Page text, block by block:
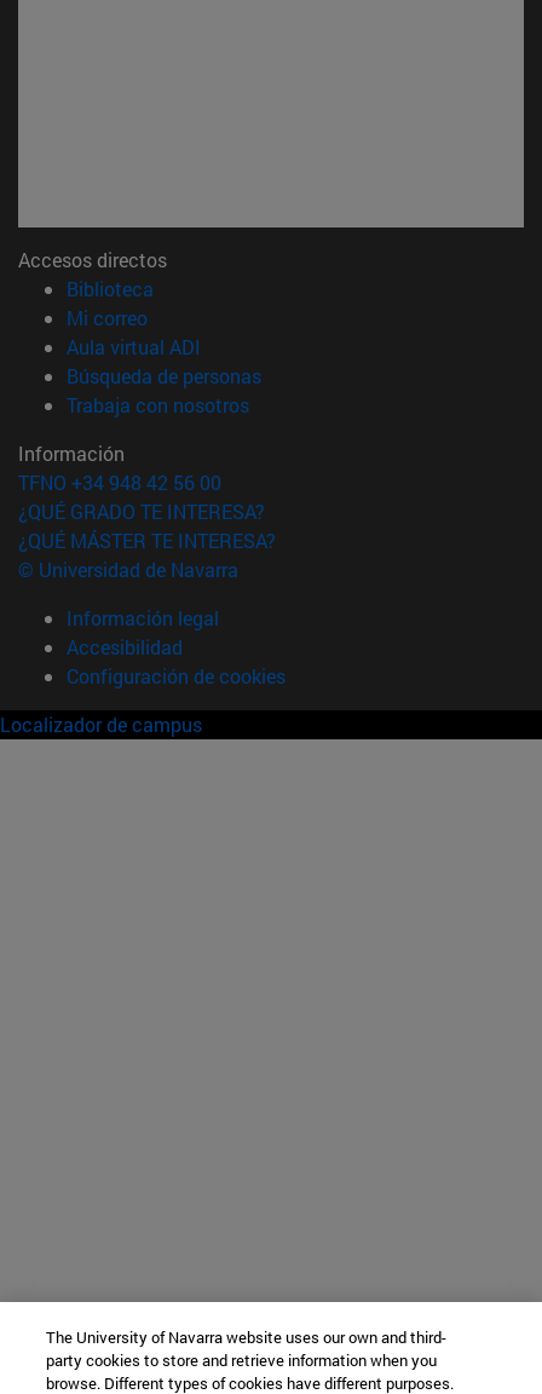
Accesos directos
Biblioteca
Mi correo(abre en nueva ventana)
Aula virtual ADI
Búsqueda de personas(abre en nueva ventana)
Trabaja con nosotros(abre en nueva ventana)
Información
TFNO +34 948 42 56 00
¿QUÉ GRADO TE INTERESA?
¿QUÉ MÁSTER TE INTERESA?
© Universidad de Navarra
Información legal
Accesibilidad
Configuración de cookies
Localizador de campus
The University of Navarra website uses our own and third-
party cookies to store and retrieve information when you
browse. Different types of cookies have different purposes.